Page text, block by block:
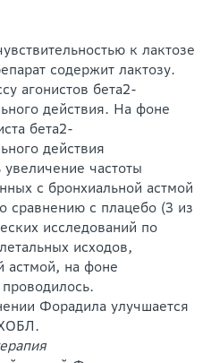
к лактозе
содержит лактозу.
агонистов бета2-
действия. На фоне
бета2-
действия
частоты
с бронхиальной астмой
сравнению с плацебо (3 из
исследований по
исходов,
астмой, на фоне
Форадила улучшается